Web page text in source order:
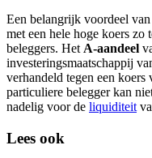
Een belangrijk voordeel van
met een hele hoge koers
beleggers. Het A-aandeel
investeringsmaatschappij
verhandeld tegen een
particuliere belegger kan
nadelig voor de liquiditeit
Lees ook